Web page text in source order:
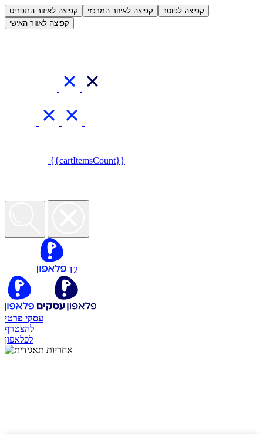
קפיצה לאיזור התפריט קפיצה לאיזור המרכזי
קפיצה לפוטר
קפיצה לאזור האישי
{{cartItemsCount}}
12
עסקי פרטי
להצטרף
לפלאפון